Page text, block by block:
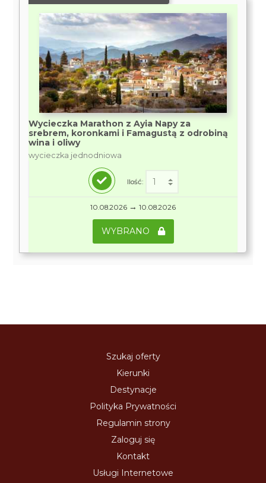
Wycieczka Marathon z Ayia Napy za
srebrem, koronkami i Famagustą z odrobiną
wina i oliwy
wycieczka jednodniowa
Ilość:
10.08.2026 → 10.08.2026
WYBRANO
Szukaj oferty
Kierunki
Destynacje
Polityka Prywatności
Regulamin strony
Zaloguj się
Kontakt
Usługi Internetowe